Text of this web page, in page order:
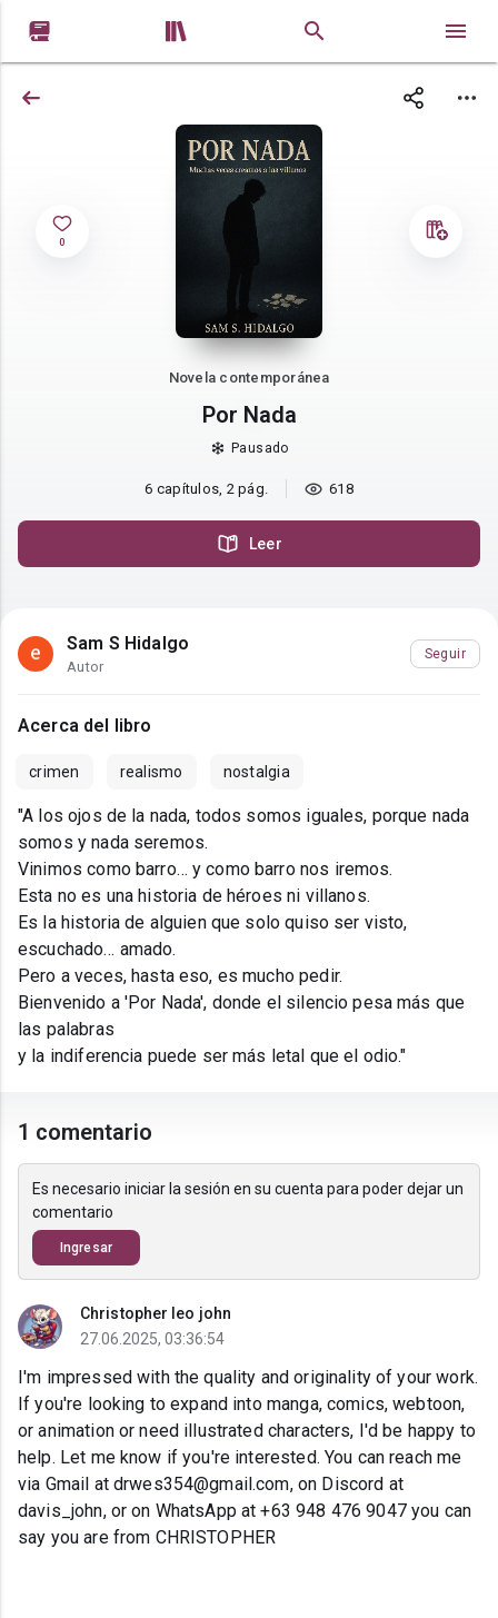
 
0
Novela contemporánea
Por Nada
Pausado
6 capítulos, 2 pág. 618
Leer
Sam S Hidalgo
Autor
Seguir
Acerca del libro
crimen realismo nostalgia
"A los ojos de la nada, todos somos iguales, porque nada
somos y nada seremos.
Vinimos como barro… y como barro nos iremos.
Esta no es una historia de héroes ni villanos.
Es la historia de alguien que solo quiso ser visto,
escuchado… amado.
Pero a veces, hasta eso, es mucho pedir.
Bienvenido a 'Por Nada', donde el silencio pesa más que
las palabras
y la indiferencia puede ser más letal que el odio."
1 comentario
Es necesario iniciar la sesión en su cuenta para poder dejar un
comentario
Ingresar
Christopher leo john
27.06.2025, 03:36:54
I'm impressed with the quality and originality of your work.
If you're looking to expand into manga, comics, webtoon,
or animation or need illustrated characters, I'd be happy to
help. Let me know if you're interested. You can reach me
via Gmail at drwes354@gmail.com, on Discord at
davis_john, or on WhatsApp at +63 948 476 9047 you can
say you are from CHRISTOPHER